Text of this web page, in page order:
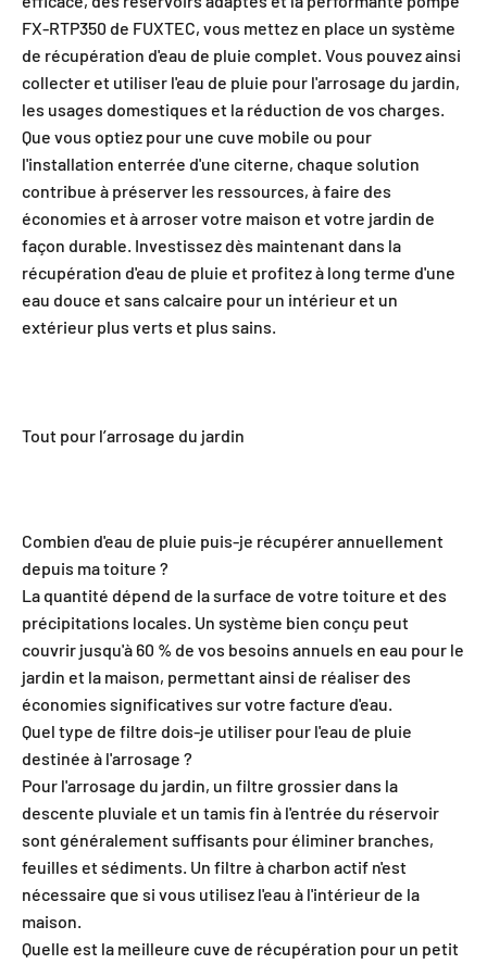
FX-RTP350 de FUXTEC, vous mettez en place un système
de récupération d'eau de pluie complet. Vous pouvez ainsi
collecter et utiliser l'eau de pluie pour l'arrosage du jardin,
les usages domestiques et la réduction de vos charges.
Que vous optiez pour une cuve mobile ou pour
l'installation enterrée d'une citerne, chaque solution
contribue à préserver les ressources, à faire des
économies et à arroser votre maison et votre jardin de
façon durable. Investissez dès maintenant dans la
récupération d'eau de pluie et profitez à long terme d'une
eau douce et sans calcaire pour un intérieur et un
extérieur plus verts et plus sains.
Tout pour l’arrosage du jardin
Combien d'eau de pluie puis-je récupérer annuellement
depuis ma toiture ?
La quantité dépend de la surface de votre toiture et des
précipitations locales. Un système bien conçu peut
couvrir jusqu'à 60 % de vos besoins annuels en eau pour le
jardin et la maison, permettant ainsi de réaliser des
économies significatives sur votre facture d'eau.
Quel type de filtre dois-je utiliser pour l'eau de pluie
destinée à l'arrosage ?
Pour l'arrosage du jardin, un filtre grossier dans la
descente pluviale et un tamis fin à l'entrée du réservoir
sont généralement suffisants pour éliminer branches,
feuilles et sédiments. Un filtre à charbon actif n'est
nécessaire que si vous utilisez l'eau à l'intérieur de la
maison.
Quelle est la meilleure cuve de récupération pour un petit